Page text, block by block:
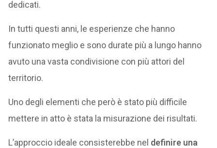
dedicati.
In tutti questi anni, le esperienze che hanno
funzionato meglio e sono durate più a lungo hanno
avuto una vasta condivisione con più attori del
territorio.
Uno degli elementi che però è stato più difficile
mettere in atto è stata la misurazione dei risultati.
L’approccio ideale consisterebbe nel definire una